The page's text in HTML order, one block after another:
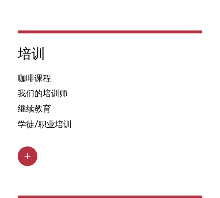
培训
咖啡课程
我们的培训师
继续教育
学徒/职业培训